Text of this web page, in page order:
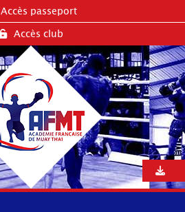
Accès passeport
Accès club